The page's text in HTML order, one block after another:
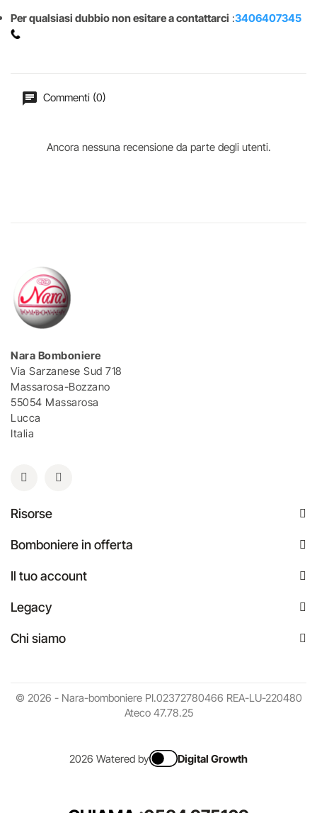
Per qualsiasi dubbio non esitare a contattarci :3406407345
Commenti (0)
Ancora nessuna recensione da parte degli utenti.
Nara Bomboniere
Via Sarzanese Sud 718
Massarosa-Bozzano
55054 Massarosa
Lucca
Italia
Risorse
Bomboniere in offerta
Il tuo account
Legacy
Chi siamo
© 2026 - Nara-bomboniere PI.02372780466 REA-LU-220480
Ateco 47.78.25
2026 Watered by Digital Growth